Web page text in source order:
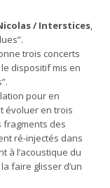
/ Interstices,
trois concerts
dispositif mis en
pour en
évoluer en trois
fragments des
ré-injectés dans
à l’acoustique du
faire glisser d’un